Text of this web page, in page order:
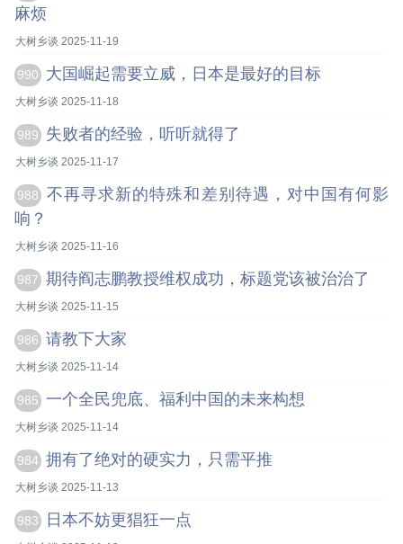
麻烦
大树乡谈 2025-11-19
990 大国崛起需要立威，日本是最好的目标
大树乡谈 2025-11-18
989 失败者的经验，听听就得了
大树乡谈 2025-11-17
988
不再寻求新的特殊和差别待遇，对中国有何影
响？
大树乡谈 2025-11-16
987 期待阎志鹏教授维权成功，标题党该被治治了
大树乡谈 2025-11-15
986 请教下大家
大树乡谈 2025-11-14
985 一个全民兜底、福利中国的未来构想
大树乡谈 2025-11-14
984 拥有了绝对的硬实力，只需平推
大树乡谈 2025-11-13
983 日本不妨更猖狂一点